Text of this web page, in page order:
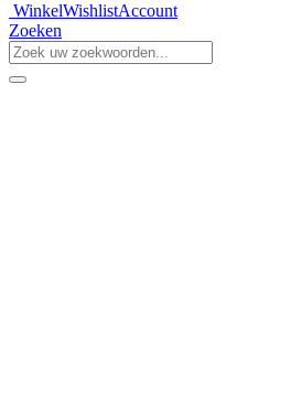
WinkelWishlistAccount
Zoeken